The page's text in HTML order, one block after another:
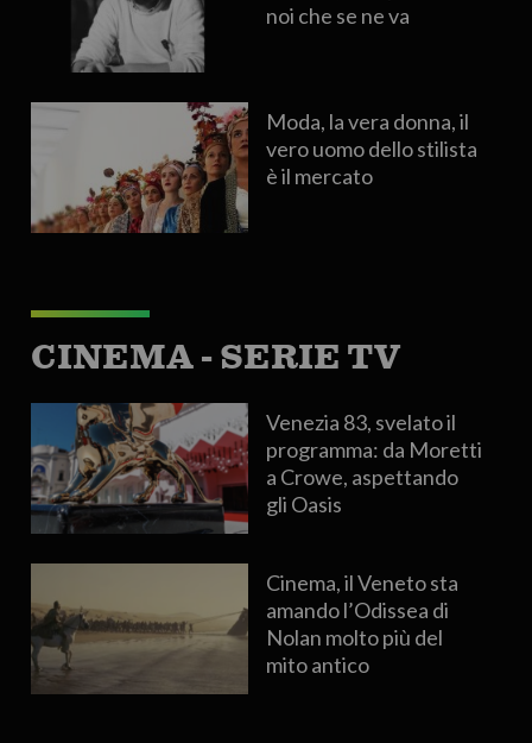
noi che se ne va
Moda, la vera donna, il
vero uomo dello stilista
è il mercato
CINEMA - SERIE TV
Venezia 83, svelato il
programma: da Moretti
a Crowe, aspettando
gli Oasis
Cinema, il Veneto sta
amando l’Odissea di
Nolan molto più del
mito antico